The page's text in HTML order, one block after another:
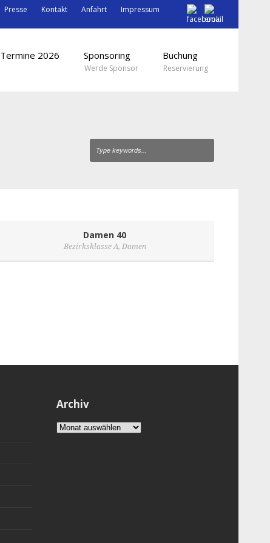
Presse Kontakt Anfahrt Impressum
Termine 2026 Sponsoring
Werde Sponsor
Buchung
Reservierung
Damen 40
Bezirksklasse A, Damen
Archiv
Archiv